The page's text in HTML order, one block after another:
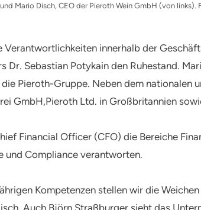
Mario Disch, CEO der Pieroth Wein GmbH (von links).
Verantwortlichkeiten innerhalb der
Dr. Sebastian Potykain den Ruhestand.
Pieroth-Gruppe. Neben dem nationalen
GmbH,Pieroth Ltd. in Großbritannien
Financial Officer (CFO) die Bereiche
und Compliance verantworten.
Kompetenzen stellen wir die
Auch Björn Straßburger sieht das